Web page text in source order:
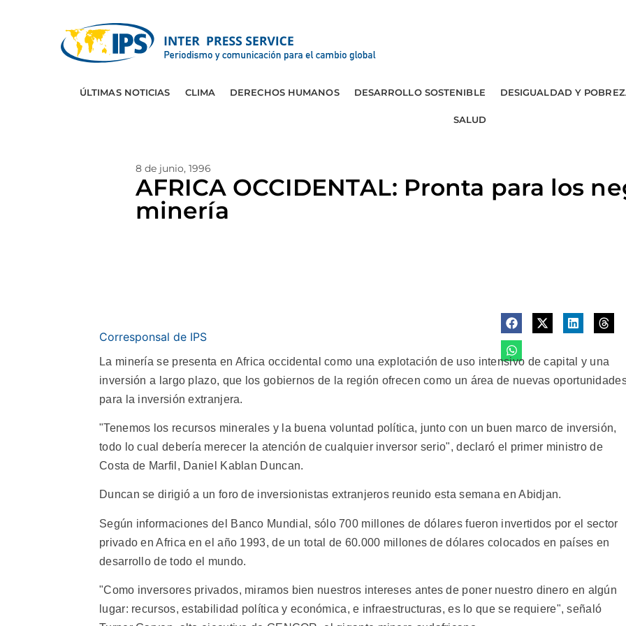
ÚLTIMAS NOTICIAS CLIMA DERECHOS HUMANOS DESARROLLO SOSTENIBLE DESIGUALDAD Y
SALUD
8 de junio, 1996
AFRICA OCCIDENTAL: Pronta para los
minería
Corresponsal de IPS
La minería se presenta en Africa occidental como una explotación de uso intensivo de capital y una
inversión a largo plazo, que los gobiernos de la región ofrecen como un área de nuevas
para la inversión extranjera.
"Tenemos los recursos minerales y la buena voluntad política, junto con un buen marco de inversión,
todo lo cual debería merecer la atención de cualquier inversor serio", declaró el primer ministro de
Costa de Marfil, Daniel Kablan Duncan.
Duncan se dirigió a un foro de inversionistas extranjeros reunido esta semana en Abidjan.
Según informaciones del Banco Mundial, sólo 700 millones de dólares fueron invertidos por el sector
privado en Africa en el año 1993, de un total de 60.000 millones de dólares colocados en países en
desarrollo de todo el mundo.
"Como inversores privados, miramos bien nuestros intereses antes de poner nuestro dinero en algún
lugar: recursos, estabilidad política y económica, e infraestructuras, es lo que se requiere", señaló